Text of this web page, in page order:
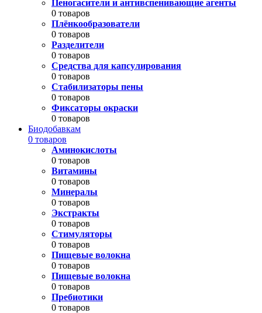
Пеногасители и антивспенивающие агенты
0 товаров
Плёнкообразователи
0 товаров
Разделители
0 товаров
Средства для капсулирования
0 товаров
Стабилизаторы пены
0 товаров
Фиксаторы окраски
0 товаров
Биодобавкам
0 товаров
Аминокислоты
0 товаров
Витамины
0 товаров
Минералы
0 товаров
Экстракты
0 товаров
Стимуляторы
0 товаров
Пищевые волокна
0 товаров
Пищевые волокна
0 товаров
Пребиотики
0 товаров